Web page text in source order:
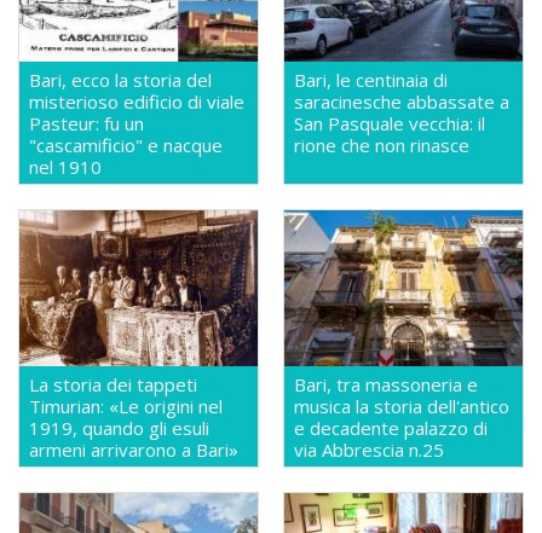
Bari, ecco la storia del
misterioso edificio di viale
Pasteur: fu un
"cascamificio" e nacque
nel 1910
Bari, le centinaia di
saracinesche abbassate a
San Pasquale vecchia: il
rione che non rinasce
La storia dei tappeti
Timurian: «Le origini nel
1919, quando gli esuli
armeni arrivarono a Bari»
Bari, tra massoneria e
musica la storia dell'antico
e decadente palazzo di
via Abbrescia n.25